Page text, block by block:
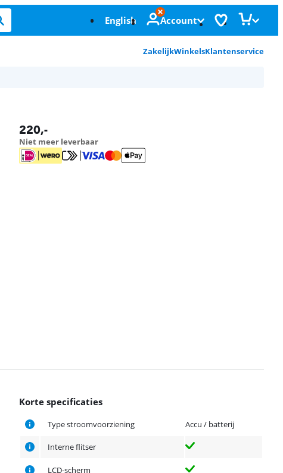
English Account
ZakelijkWinkelsKlantenservice
220,-
Niet meer leverbaar
Korte specificaties
Type stroomvoorziening Accu / batterij
Interne flitser
LCD-scherm